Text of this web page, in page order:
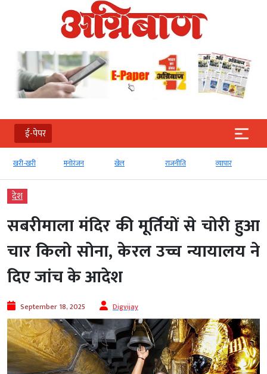
ई-पेपर
मनोरंजन खेल राजनीति व्‍यापार टेक्‍नोलॉजी
देश
सबरीमाला मंदिर की मूर्तियों से चोरी हुआ
चार किलो सोना, केरल उच्च न्यायालय ने
दिए जांच के आदेश
September 18, 2025 Digvijay